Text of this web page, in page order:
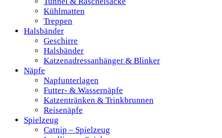
Kühlmatten
Treppen
Halsbänder
Geschirre
Halsbänder
Katzenadressanhänger & Blinker
Näpfe
Napfunterlagen
Futter- & Wassernäpfe
Katzentränken & Trinkbrunnen
Reisenäpfe
Spielzeug
Catnip – Spielzeug